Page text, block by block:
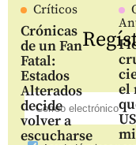
Críticos
Crónicas
de un Fan
Fatal:
Estados
Alterados
decide
volver a
escucharse
el